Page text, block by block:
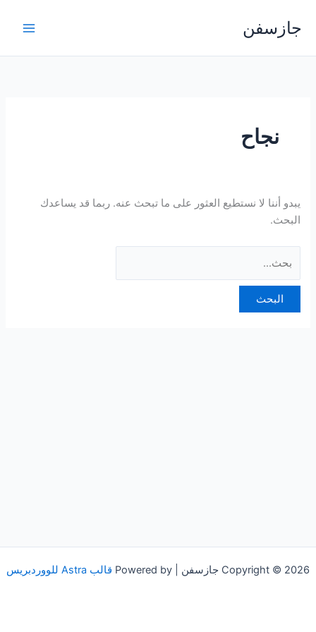
المحتوى
جازسفن
نجاح
يبدو أننا لا نستطيع العثور على ما تبحث عنه. ربما قد يساعدك
البحث.
عن:
Copyright © 2026 جازسفن | Powered by قالب Astra للووردبريس